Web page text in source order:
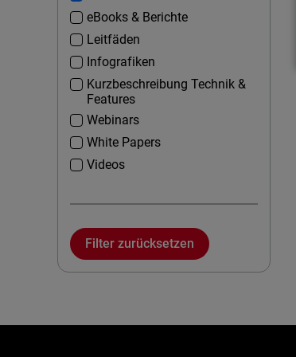
eBooks & Berichte
Leitfäden
Infografiken
Kurzbeschreibung Technik &
Features
Webinars
White Papers
Videos
Filter zurücksetzen